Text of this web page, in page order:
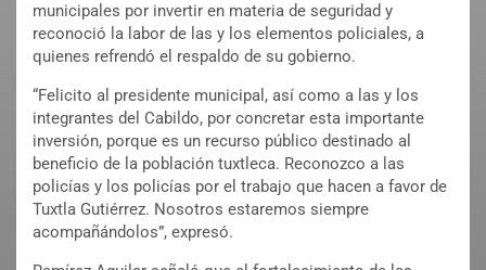
municipales por invertir en materia de seguridad y
reconoció la labor de las y los elementos policiales, a
quienes refrendó el respaldo de su gobierno.
“Felicito al presidente municipal, así como a las y los
integrantes del Cabildo, por concretar esta importante
inversión, porque es un recurso público destinado al
beneficio de la población tuxtleca. Reconozco a las
policías y los policías por el trabajo que hacen a favor de
Tuxtla Gutiérrez. Nosotros estaremos siempre
acompañándolos”, expresó.